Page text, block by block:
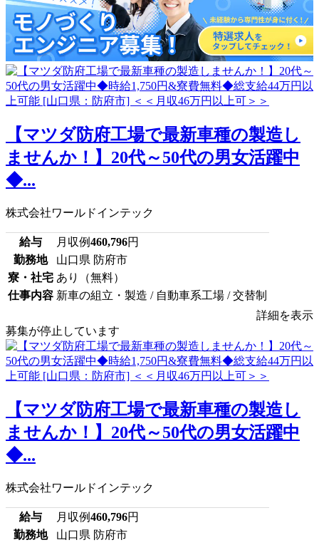
【マツダ防府工場で最新車種の製造し
ませんか！】20代～50代の男女活躍中
◆...
株式会社ワールドインテック
給与 月収例460,796円
勤務地
山口県 防府市
寮・社宅 あり（無料）
仕事内容 新車の組立・製造 / 自動車系工場 / 交替制
詳細を表示
募集が停止しています
【マツダ防府工場で最新車種の製造し
ませんか！】20代～50代の男女活躍中
◆...
株式会社ワールドインテック
給与 月収例460,796円
勤務地
山口県 防府市